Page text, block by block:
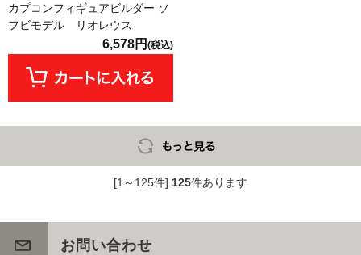
カプコンフィギュアビルダー ソ
フビモデル リオレウス
6,578円 (税込)
[1～125件] 125件あります
お問い合わせ